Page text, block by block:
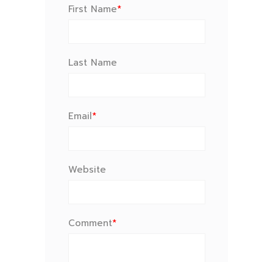
First Name*
Last Name
Email*
Website
Comment*